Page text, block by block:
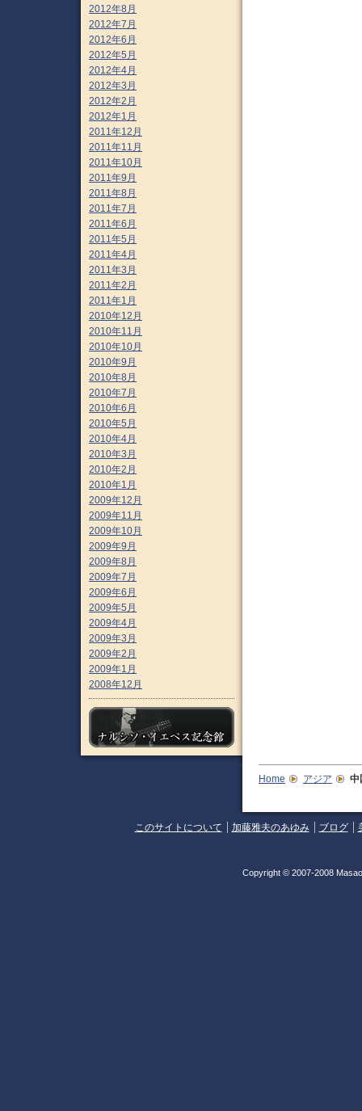
2012年8月
2012年7月
2012年6月
2012年5月
2012年4月
2012年3月
2012年2月
2012年1月
2011年12月
2011年11月
2011年10月
2011年9月
2011年8月
2011年7月
2011年6月
2011年5月
2011年4月
2011年3月
2011年2月
2011年1月
2010年12月
2010年11月
2010年10月
2010年9月
2010年8月
2010年7月
2010年6月
2010年5月
2010年4月
2010年3月
2010年2月
2010年1月
2009年12月
2009年11月
2009年10月
2009年9月
2009年8月
2009年7月
2009年6月
2009年5月
2009年4月
2009年3月
2009年2月
2009年1月
2008年12月
Home アジア 中
このサイトについて 加藤雅夫のあゆみ ブログ
Copyright © 2007-2008